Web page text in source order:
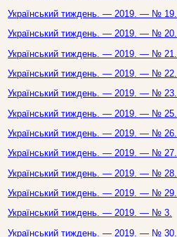
Український тиждень. — 2019. — № 19.
Український тиждень. — 2019. — № 20.
Український тиждень. — 2019. — № 21.
Український тиждень. — 2019. — № 22.
Український тиждень. — 2019. — № 23.
Український тиждень. — 2019. — № 25.
Український тиждень. — 2019. — № 26.
Український тиждень. — 2019. — № 27.
Український тиждень. — 2019. — № 28.
Український тиждень. — 2019. — № 29.
Український тиждень. — 2019. — № 3.
Український тиждень. — 2019. — № 30.